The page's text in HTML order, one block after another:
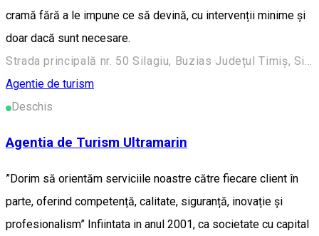
cramă fără a le impune ce să devină, cu intervenții minime și
doar dacă sunt necesare.
Agentie de turism
Deschis
Agentia de Turism Ultramarin
”Dorim să orientăm serviciile noastre către fiecare client în
parte, oferind competență, calitate, siguranță, inovație și
profesionalism” Infiintata in anul 2001, ca societate cu capital